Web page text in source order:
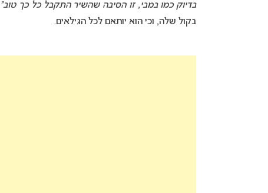
בדיוק כמו במבי, זו הסיבה שהשיר התקבל כל כך טוב”
בקול שלה, וכי הוא יותאם לכל הגילאים.